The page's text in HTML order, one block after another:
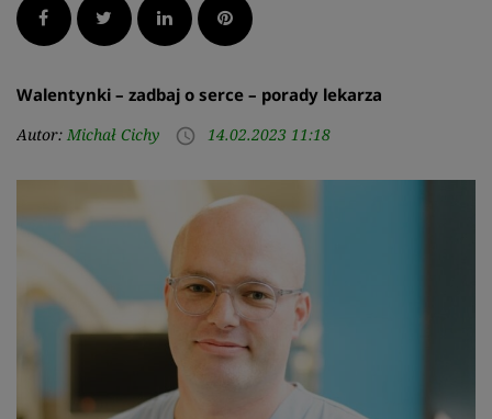
Facebook Twitter LinkedInPinterest
Walentynki – zadbaj o serce – porady lekarza
Autor: Michał Cichy access_time 14.02.2023 11:18